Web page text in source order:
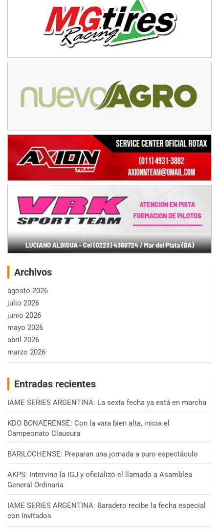
Archivos
agosto 2026
julio 2026
junio 2026
mayo 2026
abril 2026
marzo 2026
Entradas recientes
IAME SERIES ARGENTINA: La sexta fecha ya está en marcha
KDO BONAERENSE: Con la vara bien alta, inicia el
Campeonato Clausura
BARILOCHENSE: Preparan una jornada a puro espectáculo
AKPS: Intervino la IGJ y oficializó el llamado a Asamblea
General Ordinaria
IAME SERIES ARGENTINA: Baradero recibe la fecha especial
con Invitados